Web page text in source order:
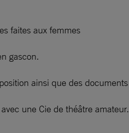
faites aux femmes
gascon.
ainsi que des documents
une Cie de théâtre amateur.